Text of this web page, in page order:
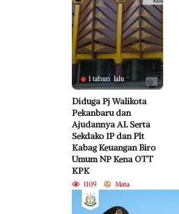
1 tahun lalu
Diduga Pj Walikota
Pekanbaru dan
Ajudannya AL Serta
Sekdako IP dan Plt
Kabag Keuangan Biro
Umum NP Kena OTT
KPK
1109 Mata